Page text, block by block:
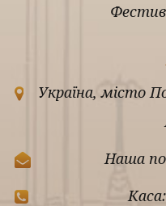
Україна, місто
Наша